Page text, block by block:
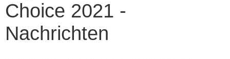
Choice 2021 -
Nachrichten